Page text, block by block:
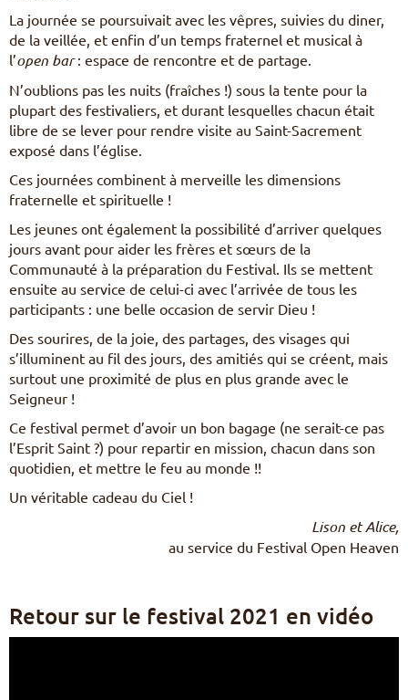
La journée se poursuivait avec les vêpres, suivies du diner,
de la veillée, et enfin d’un temps fraternel et musical à
l’open bar: espace de rencontre et de partage.
N’oublions pas les nuits (fraîches !) sous la tente pour la
plupart des festivaliers, et durant lesquelles chacun était
libre de se lever pour rendre visite au Saint-Sacrement
exposé dans l’église.
Ces journées combinent à merveille les dimensions
fraternelle et spirituelle !
Les jeunes ont également la possibilité d’arriver quelques
jours avant pour aider les frères et sœurs de la
Communauté à la préparation du Festival. Ils se mettent
ensuite au service de celui-ci avec l’arrivée de tous les
participants : une belle occasion de servir Dieu !
Des sourires, de la joie, des partages, des visages qui
s’illuminent au fil des jours, des amitiés qui se créent, mais
surtout une proximité de plus en plus grande avec le
Seigneur !
Ce festival permet d’avoir un bon bagage (ne serait-ce pas
l’Esprit Saint ?) pour repartir en mission, chacun dans son
quotidien, et mettre le feu au monde !!
Un véritable cadeau du Ciel !
Lison et Alice,
au service du Festival Open Heaven
Retour sur le festival 2021 en vidéo